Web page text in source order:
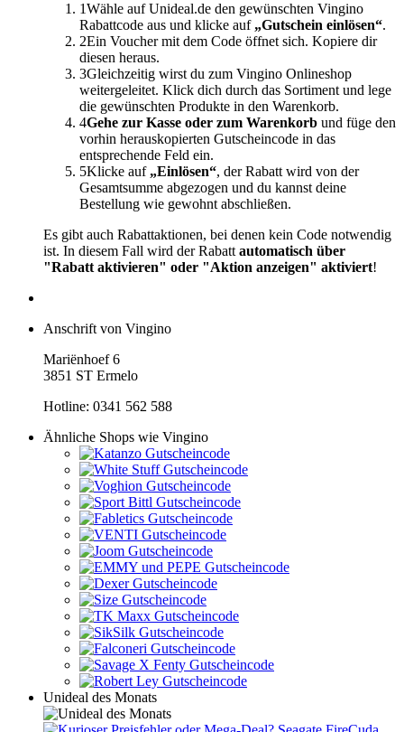
1Wähle auf Unideal.de den gewünschten Vingino
Rabattcode aus und klicke auf „Gutschein einlösen“.
2Ein Voucher mit dem Code öffnet sich. Kopiere dir
diesen heraus.
3Gleichzeitig wirst du zum Vingino Onlineshop
weitergeleitet. Klick dich durch das Sortiment und lege
die gewünschten Produkte in den Warenkorb.
4Gehe zur Kasse oder zum Warenkorb und füge den
vorhin herauskopierten Gutscheincode in das
entsprechende Feld ein.
5Klicke auf „Einlösen“, der Rabatt wird von der
Gesamtsumme abgezogen und du kannst deine
Bestellung wie gewohnt abschließen.
Es gibt auch Rabattaktionen, bei denen kein Code notwendig
ist. In diesem Fall wird der Rabatt automatisch über
"Rabatt aktivieren" oder "Aktion anzeigen" aktiviert!
Anschrift von Vingino
Mariënhoef 6
3851 ST Ermelo
Hotline: 0341 562 588
Ähnliche Shops wie Vingino
Unideal des Monats